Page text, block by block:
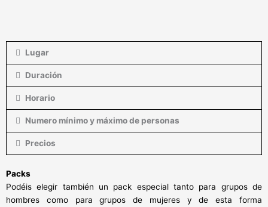
Lugar
Duración
Horario
Numero mínimo y máximo de personas
Precios
Packs
Podéis elegir también un pack especial tanto para grupos de
hombres como para grupos de mujeres y de esta forma